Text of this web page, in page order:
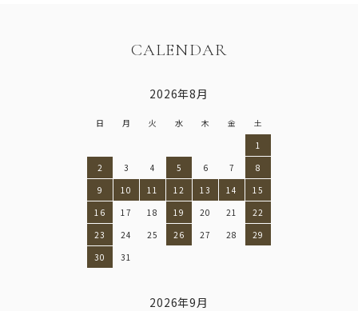
CALENDAR
2026年8月
日 月 火 水 木 金
土
1
2
3 4 5 6 7
8
9
10 11 12 13 14
15
16
17 18 19 20 21
22
23
24 25 26 27 28
29
30
31
2026年9月